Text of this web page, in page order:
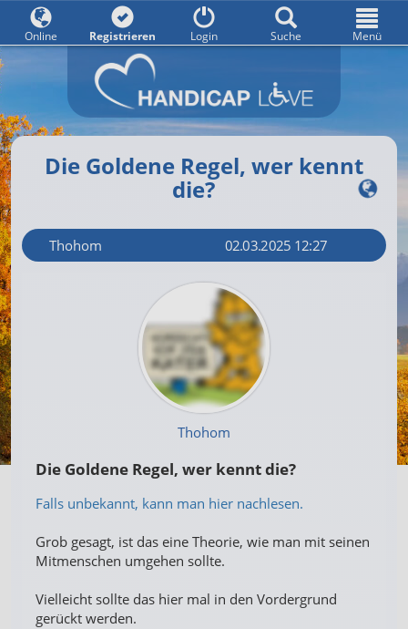
Die Goldene Regel, wer kennt
die?
Thohom 02.03.2025 12:27
Thohom
Die Goldene Regel, wer kennt die?
Falls unbekannt, kann man hier nachlesen.
Grob gesagt, ist das eine Theorie, wie man mit seinen
Mitmenschen umgehen sollte.
Vielleicht sollte das hier mal in den Vordergrund
gerückt werden.
Online Registrieren Login Suche Menü